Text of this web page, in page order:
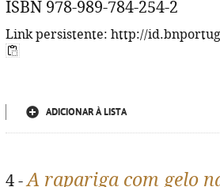
ISBN 978-989-784-254-2
Link persistente: http://
ADICIONAR À LISTA
4 -A rapariga com gelo